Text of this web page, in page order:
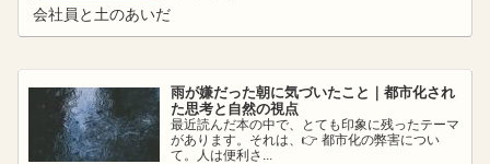
会社員と土のあいだ
雨が嫌だった朝に気づいたこと｜都市化され
た思考と自然の視点
最近読んだ本の中で、とても印象に残ったテーマ
があります。それは、👉 都市化の弊害につい
て。人は便利さ...